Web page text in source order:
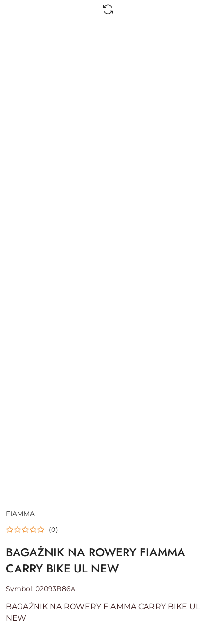
NAZWA
PRODUCENTA:
FIAMMA
(0)
BAGAŻNIK NA ROWERY FIAMMA
CARRY BIKE UL NEW
Symbol: 02093B86A
BAGAŻNIK NA ROWERY FIAMMA CARRY BIKE UL
NEW